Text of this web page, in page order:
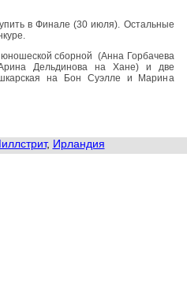
в Финале (30 июля). Остальные
сборной (Анна Горбачева
Дельдинова на Хане) и две
на Бон Суэлле и Марина
, Ирландия